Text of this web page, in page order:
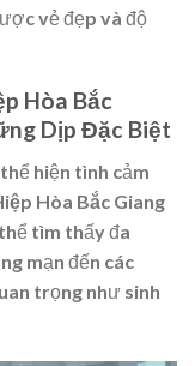
vẻ đẹp và độ
Hòa Bắc
Dịp Đặc Biệt
hiện tình cảm
Hòa Bắc Giang
tìm thấy đa
mạn đến các
trọng như sinh